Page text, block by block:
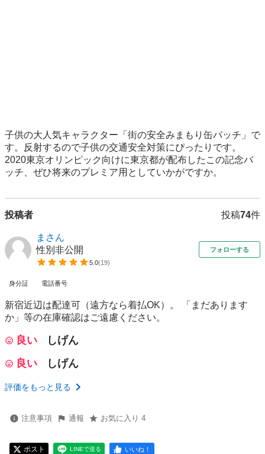
子供の大人気キャラクター「街の安全みまもり缶バッチ」で
す。反射するので子供の交通安全対策にぴったりです。
2020東京オリンピック向けに東京都が配布したこの記念バ
ッチ、ぜひ将来のプレミア用としていかがですか。
投稿者 投稿74件
まさん
性別非公開
5.0(19)
フォローする
身分証 電話番号
新宿近辺は配達可（遠方なら着払OK）。 「まだあります
か」等の在庫確認はご遠慮ください。
良い
しげん
良い
しげん
評価をもっと見る
注意事項 通報 お気に入り 4
ポスト LINEで送る いいね！